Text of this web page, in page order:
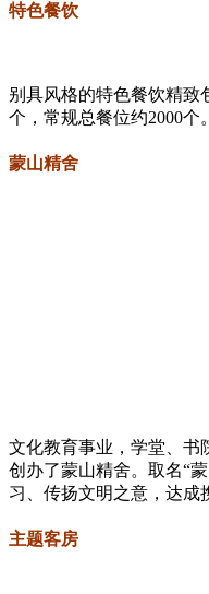
特色餐饮
别具风格的特色餐饮精致
个，常规总餐位约2000个。
蒙山精舍
文化教育事业，学堂、书
创办了蒙山精舍。取名“
习、传扬文明之意，达成
主题客房